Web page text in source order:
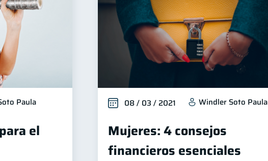
de Bancos Criptomonedas 2 Cuenta Abandonada
Fraudes 1 Mipymes 1
Doble sueldo Gasto responsable 1
Paula
el
08 / 03 / 2021 Windler Soto Paula
Mujeres: 4 consejos
financieros esenciales